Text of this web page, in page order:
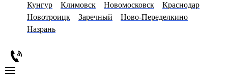
Кунгур
Климовск Новомосковск
Краснодар
Новотроицк
Заречный
Ново-Переделкино
Назрань